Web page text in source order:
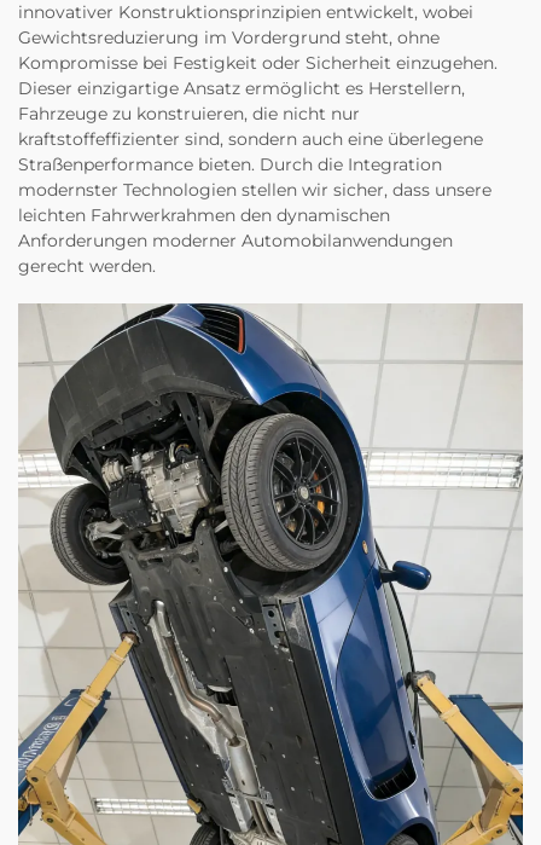
innovativer Konstruktionsprinzipien entwickelt, wobei
Gewichtsreduzierung im Vordergrund steht, ohne
Kompromisse bei Festigkeit oder Sicherheit einzugehen.
Dieser einzigartige Ansatz ermöglicht es Herstellern,
Fahrzeuge zu konstruieren, die nicht nur
kraftstoffeffizienter sind, sondern auch eine überlegene
Straßenperformance bieten. Durch die Integration
modernster Technologien stellen wir sicher, dass unsere
leichten Fahrwerkrahmen den dynamischen
Anforderungen moderner Automobilanwendungen
gerecht werden.